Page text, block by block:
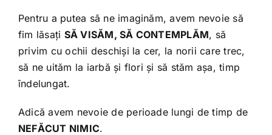
Pentru a putea să ne imaginăm, avem nevoie să
fim lăsați SĂ VISĂM, SĂ CONTEMPLĂM, să
privim cu ochii deschiși la cer, la norii care trec,
să ne uităm la iarbă și flori și să stăm așa, timp
îndelungat.
Adică avem nevoie de perioade lungi de timp de
NEFĂCUT NIMIC.